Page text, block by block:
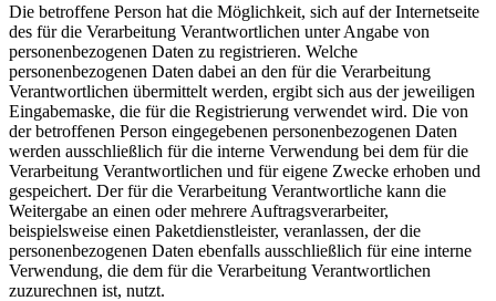
Die betroffene Person hat die Möglichkeit, sich auf der Internetseite
des für die Verarbeitung Verantwortlichen unter Angabe von
personenbezogenen Daten zu registrieren. Welche
personenbezogenen Daten dabei an den für die Verarbeitung
Verantwortlichen übermittelt werden, ergibt sich aus der jeweiligen
Eingabemaske, die für die Registrierung verwendet wird. Die von
der betroffenen Person eingegebenen personenbezogenen Daten
werden ausschließlich für die interne Verwendung bei dem für die
Verarbeitung Verantwortlichen und für eigene Zwecke erhoben und
gespeichert. Der für die Verarbeitung Verantwortliche kann die
Weitergabe an einen oder mehrere Auftragsverarbeiter,
beispielsweise einen Paketdienstleister, veranlassen, der die
personenbezogenen Daten ebenfalls ausschließlich für eine interne
Verwendung, die dem für die Verarbeitung Verantwortlichen
zuzurechnen ist, nutzt.